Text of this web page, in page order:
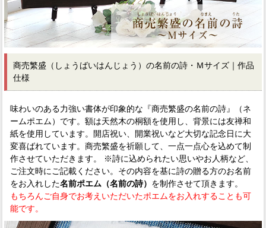
商売繁盛（しょうばいはんじょう）の名前の詩・Ｍサイズ｜作品
仕様
味わいのある力強い書体が印象的な『商売繁盛の名前の詩』（ネ
ームポエム）です。額は天然木の桐額を使用し、背景には友禅和
紙を使用しています。開店祝い、開業祝いなど大切な記念日に大
変喜ばれています。商売繁盛を祈願して、一点一点心を込めて制
作させていただきます。 ※詩に込められたい思いやお人柄など、
ご注文時にご記載ください。その内容を基に詩の贈る方のお名前
をお入れした名前ポエム（名前の詩） を制作させて頂きます。
もちろんご自身でお考えいただいたポエムをお入れすることも可
能です。